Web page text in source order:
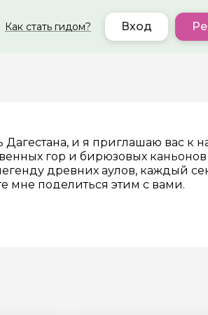
Как стать гидом? Вход
и я приглашаю вас к
гор и бирюзовых
древних аулов, каждый
мне поделиться этим с вами.
горам, знаменитым локациям,
очень опытные,
своего направления: горы,